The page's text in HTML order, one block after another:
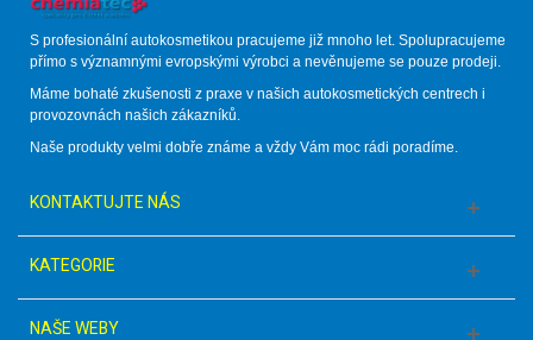
S profesionální autokosmetikou pracujeme již mnoho let. Spolupracujeme
přímo s významnými evropskými výrobci a nevěnujeme se pouze prodeji.
Máme bohaté zkušenosti z praxe v našich autokosmetických centrech i
provozovnách našich zákazníků.
Naše produkty velmi dobře známe a vždy Vám moc rádi poradíme.
KONTAKTUJTE NÁS
KATEGORIE
NAŠE WEBY